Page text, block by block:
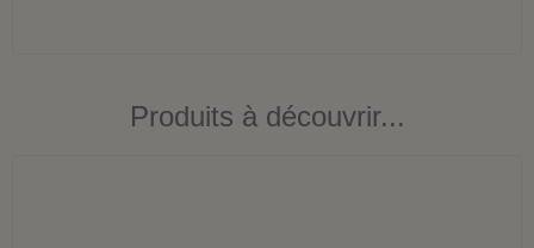
Produits à découvrir...